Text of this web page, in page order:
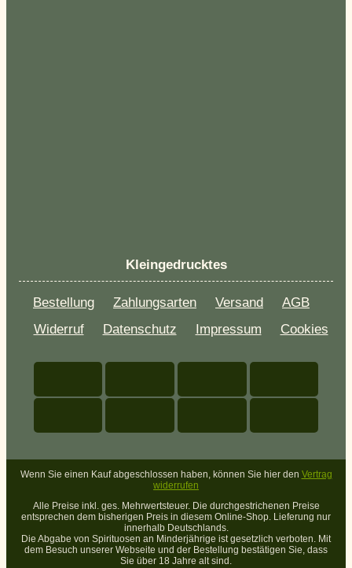
Kleingedrucktes
Bestellung Zahlungsarten Versand
AGB
Widerruf
Datenschutz Impressum Cookies
Wenn Sie einen Kauf abgeschlossen haben, können Sie hier den Vertrag
widerrufen
Alle Preise inkl. ges. Mehrwertsteuer. Die durchgestrichenen Preise
entsprechen dem bisherigen Preis in diesem Online-Shop. Lieferung nur
innerhalb Deutschlands.
Die Abgabe von Spirituosen an Minderjährige ist gesetzlich verboten. Mit
dem Besuch unserer Webseite und der Bestellung bestätigen Sie, dass
Sie über 18 Jahre alt sind.